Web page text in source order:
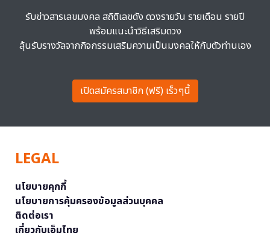
รับข่าวสารเลขมงคล สถิติเลขดัง ดวงรายวัน รายเดือน รายปี
พร้อมแนะนำวิธีเสริมดวง
ลุ้นรับรางวัลจากกิจกรรมเสริมความเป็นมงคลให้กับตัวท่านเอง
เปิดสมัครสมาชิก (ฟรี) เร็วๆนี้
LEGAL
นโยบายคุกกี้
นโยบายการคุ้มครองข้อมูลส่วนบุคคล
ติดต่อเรา
เกี่ยวกับเอ็มไทย